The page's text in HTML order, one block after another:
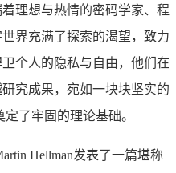
理想与热情的密码学家、程
界充满了探索的渴望，致力
个人的隐私与自由，他们在
究成果，宛如一块块坚实的
了牢固的理论基础。
Hellman发表了一篇堪称